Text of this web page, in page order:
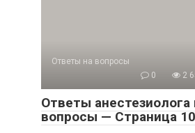
Ответы на вопросы
0
2
Ответы анестезиолога
вопросы — Страница